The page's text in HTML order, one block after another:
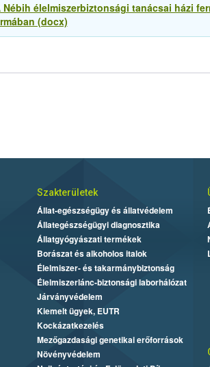
élelmiszerbiztonsági tanácsai házi
(docx)
Szakterületek
Állat-egészségügy és állatvédelem
Állategészségügyi diagnosztika
Állatgyógyászati termékek
Borászat és alkoholos italok
Élelmiszer- és takarmánybiztonság
Élelmiszerlánc-biztonsági laborhálózat
Járványvédelem
Kiemelt ügyek, EUTR
Kockázatkezelés
Mezőgazdasági genetikai erőforrások
Növényvédelem